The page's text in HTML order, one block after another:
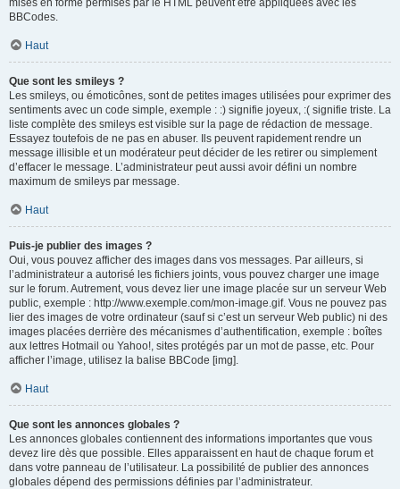
mises en forme permises par le HTML peuvent être appliquées avec les
BBCodes.
Haut
Que sont les smileys ?
Les smileys, ou émoticônes, sont de petites images utilisées pour exprimer des
sentiments avec un code simple, exemple : :) signifie joyeux, :( signifie triste. La
liste complète des smileys est visible sur la page de rédaction de message.
Essayez toutefois de ne pas en abuser. Ils peuvent rapidement rendre un
message illisible et un modérateur peut décider de les retirer ou simplement
d’effacer le message. L’administrateur peut aussi avoir défini un nombre
maximum de smileys par message.
Haut
Puis-je publier des images ?
Oui, vous pouvez afficher des images dans vos messages. Par ailleurs, si
l’administrateur a autorisé les fichiers joints, vous pouvez charger une image
sur le forum. Autrement, vous devez lier une image placée sur un serveur Web
public, exemple : http://www.exemple.com/mon-image.gif. Vous ne pouvez pas
lier des images de votre ordinateur (sauf si c’est un serveur Web public) ni des
images placées derrière des mécanismes d’authentification, exemple : boîtes
aux lettres Hotmail ou Yahoo!, sites protégés par un mot de passe, etc. Pour
afficher l’image, utilisez la balise BBCode [img].
Haut
Que sont les annonces globales ?
Les annonces globales contiennent des informations importantes que vous
devez lire dès que possible. Elles apparaissent en haut de chaque forum et
dans votre panneau de l’utilisateur. La possibilité de publier des annonces
globales dépend des permissions définies par l’administrateur.